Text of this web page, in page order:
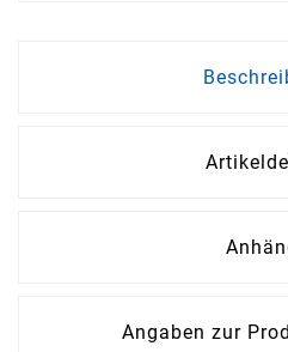
Angaben zur